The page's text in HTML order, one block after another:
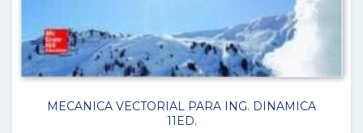
MECANICA VECTORIAL PARA ING. DINAMICA
11ED.